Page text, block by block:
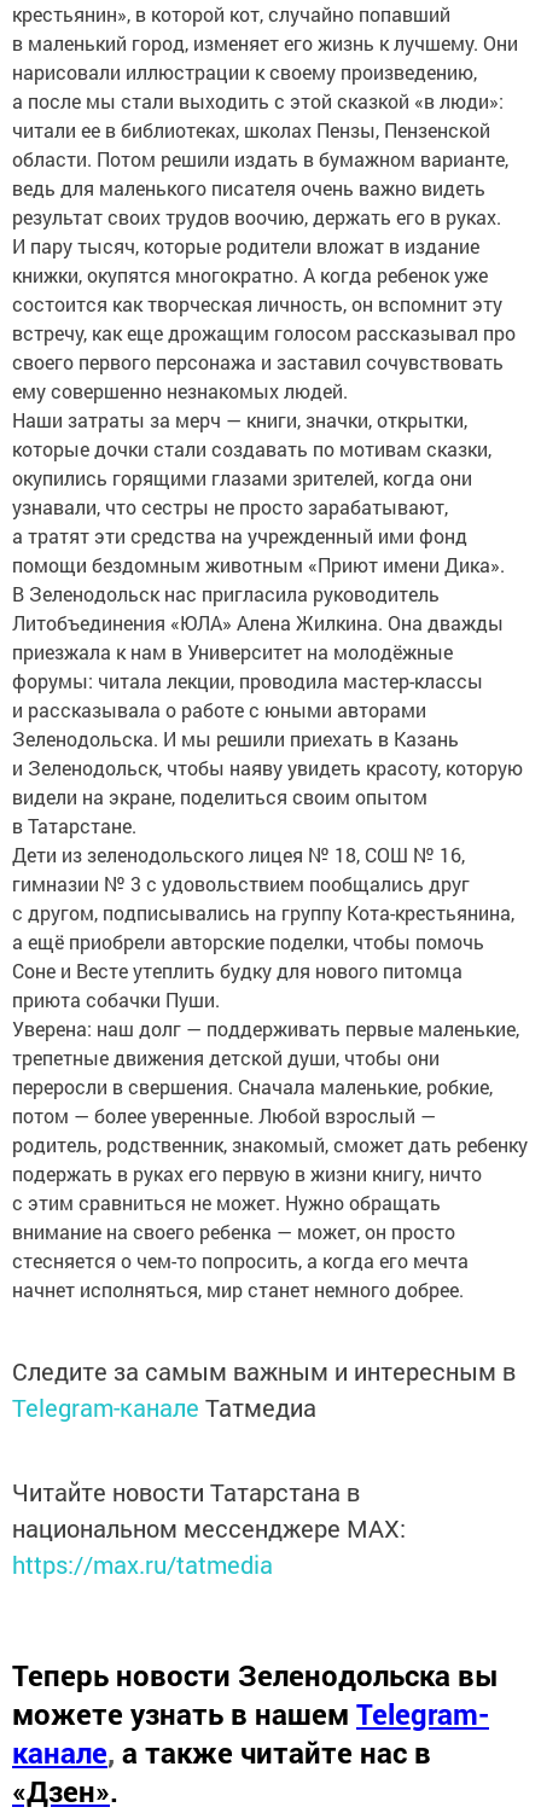
крестьянин», в которой кот, случайно попавший
в маленький город, изменяет его жизнь к лучшему. Они
нарисовали иллюстрации к своему произведению,
а после мы стали выходить с этой сказкой «в люди»:
читали ее в библиотеках, школах Пензы, Пензенской
области. Потом решили издать в бумажном варианте,
ведь для маленького писателя очень важно видеть
результат своих трудов воочию, держать его в руках.
И пару тысяч, которые родители вложат в издание
книжки, окупятся многократно. А когда ребенок уже
состоится как творческая личность, он вспомнит эту
встречу, как еще дрожащим голосом рассказывал про
своего первого персонажа и заставил сочувствовать
ему совершенно незнакомых людей.
Наши затраты за мерч — книги, значки, открытки,
которые дочки стали создавать по мотивам сказки,
окупились горящими глазами зрителей, когда они
узнавали, что сестры не просто зарабатывают,
а тратят эти средства на учрежденный ими фонд
помощи бездомным животным «Приют имени Дика».
В Зеленодольск нас пригласила руководитель
Литобъединения «ЮЛА» Алена Жилкина. Она дважды
приезжала к нам в Университет на молодёжные
форумы: читала лекции, проводила мастер-классы
и рассказывала о работе с юными авторами
Зеленодольска. И мы решили приехать в Казань
и Зеленодольск, чтобы наяву увидеть красоту, которую
видели на экране, поделиться своим опытом
в Татарстане.
Дети из зеленодольского лицея № 18, СОШ № 16,
гимназии № 3 с удовольствием пообщались друг
с другом, подписывались на группу Кота-крестьянина,
а ещё приобрели авторские поделки, чтобы помочь
Соне и Весте утеплить будку для нового питомца
приюта собачки Пуши.
Уверена: наш долг — поддерживать первые маленькие,
трепетные движения детской души, чтобы они
переросли в свершения. Сначала маленькие, робкие,
потом — более уверенные. Любой взрослый —
родитель, родственник, знакомый, сможет дать ребенку
подержать в руках его первую в жизни книгу, ничто
с этим сравниться не может. Нужно обращать
внимание на своего ребенка — может, он просто
стесняется о чем-то попросить, а когда его мечта
начнет исполняться, мир станет немного добрее.
Следите за самым важным и интересным в
Telegram-канале Татмедиа
Читайте новости Татарстана в
национальном мессенджере MАХ:
https://max.ru/tatmedia
Теперь новости Зеленодольска вы
можете узнать в нашем Telegram-
канале, а также читайте нас в
«Дзен».